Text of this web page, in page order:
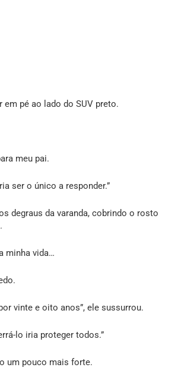
em pé ao lado do SUV preto.
meu pai.
ser o único a responder.”
degraus da varanda, cobrindo o rosto
minha vida…
vinte e oito anos”, ele sussurrou.
lo iria proteger todos.”
um pouco mais forte.